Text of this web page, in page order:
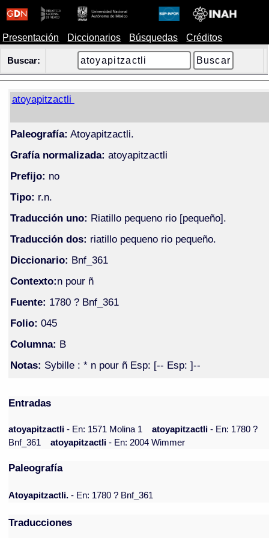
Presentación Diccionarios Búsquedas Créditos
Buscar:
atoyapitzactli
Paleografía: Atoyapitzactli.
Grafía normalizada: atoyapitzactli
Prefijo: no
Tipo: r.n.
Traducción uno: Riatillo pequeno rio [pequeño].
Traducción dos: riatillo pequeno rio pequeño.
Diccionario: Bnf_361
Contexto:n pour ñ
Fuente: 1780 ? Bnf_361
Folio: 045
Columna: B
Notas: Sybille : * n pour ñ Esp: [-- Esp: ]--
Entradas
atoyapitzactli- En: 1571 Molina 1 atoyapitzactli- En: 1780 ?
Bnf_361
atoyapitzactli- En: 2004 Wimmer
Paleografía
Atoyapitzactli. - En: 1780 ? Bnf_361
Traducciones